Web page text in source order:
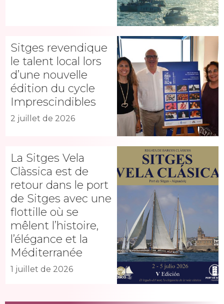
Sitges revendique
le talent local lors
d’une nouvelle
édition du cycle
Imprescindibles
2 juillet de 2026
La Sitges Vela
Clàssica est de
retour dans le port
de Sitges avec une
flottille où se
mêlent l’histoire,
l’élégance et la
Méditerranée
1 juillet de 2026